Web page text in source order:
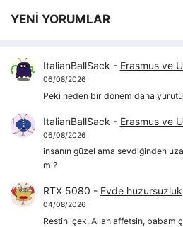
YENİ YORUMLAR
ItalianBallSack - Erasmus ve
06/08/2026
Peki neden bir dönem daha
ItalianBallSack - Erasmus ve
06/08/2026
insanın güzel ama sevdiğinden
mi?
RTX 5080 - Evde huzursuzluk
04/08/2026
Restini çek, Allah affetsin, babam